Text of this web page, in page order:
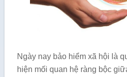
Ngày nay bảo hiểm xã hội là
hiện mối quan hệ ràng bộc